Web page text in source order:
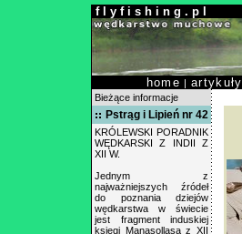
f l y f i s h i n g . p l
home |artykuły
Bieżące informacje
Pstrąg i Lipień nr 42
KRÓLEWSKI PORADNIK
WĘDKARSKI Z INDII Z
XII W.
Jednym z
najważniejszych źródeł
do poznania dziejów
wędkarstwa w świecie
jest fragment induskiej
księgi Manasollasa z XII